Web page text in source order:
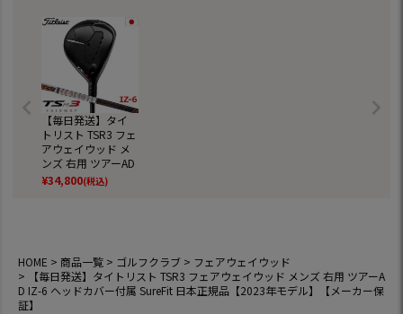
【毎日発送】タイ
トリスト TSR3 フェ
アウェイウッド メ
ンズ 右用 ツアーAD
IZ-6 ヘッドカバー
付属 SureFit 日本正
¥34,800(税込)
HOME 商品一覧 ゴルフクラブ
フェアウェイウッド
【毎日発送】タイトリスト TSR3 フェアウェイウッド メンズ 右用 ツアーA
D IZ-6 ヘッドカバー付属 SureFit 日本正規品【2023年モデル】【メーカー保
証】